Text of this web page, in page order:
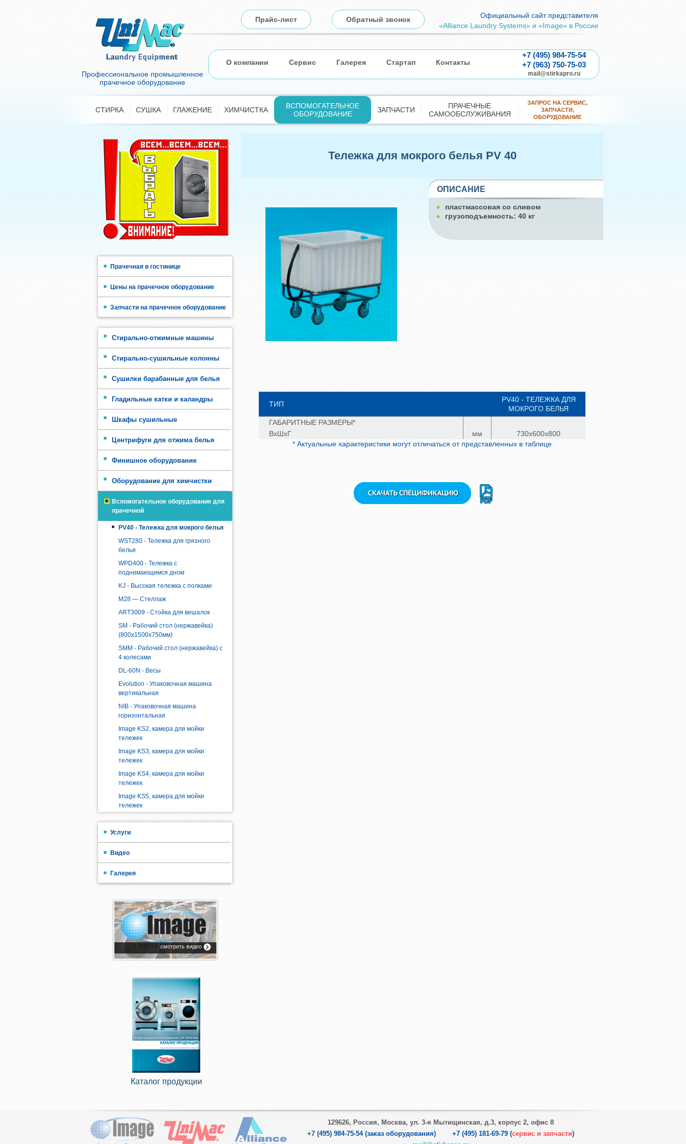
Профессиональное промышленное
прачечное оборудование
Официальный сайт представителя
«Alliance Laundry Systems» и «Image» в России
+7 (495) 984-75-54
+7 (963) 750-75-03
mail@stirkapro.ru
Прайс-лист Обратный звонок
О компании Сервис Галерея Стартап Контакты
СТИРКА СУШКА ГЛАЖЕНИЕ ХИМЧИСТКА
ВСПОМОГАТЕЛЬНОЕ
ОБОРУДОВАНИЕ
ЗАПЧАСТИ
ПРАЧЕЧНЫЕ
САМООБСЛУЖИВАНИЯ
ЗАПРОС НА СЕРВИС,
ЗАПЧАСТИ,
ОБОРУДОВАНИЕ
Прачечная в гостинице
Цены на прачечное оборудование
Запчасти на прачечное оборудование
Стирально-отжимные машины
Стирально-сушильные колонны
Сушилки барабанные для белья
Гладильные катки и каландры
Шкафы сушильные
Центрифуги для отжима белья
Финишное оборудование
Оборудование для химчистки
Вспомогательное оборудование для
прачечной
PV40 - Тележка для мокрого белья
WST280 - Тележка для грязного
белья
WPD400 - Тележка с
поднимающимся дном
KJ - Высокая тележка с полками
M28 — Стеллаж
ART3009 - Стойка для вешалок
SM - Рабочий стол (нержавейка)
(800х1500х750мм)
SMM - Рабочий стол (нержавейка) с
4 колесами
DL-60N - Весы
Evolution - Упаковочная машина
вертикальная
NIB - Упаковочная машина
горизонтальная
Image KS2, камера для мойки
тележек
Image KS3, камера для мойки
тележек
Image KS4, камера для мойки
тележек
Image KS5, камера для мойки
тележек
Услуги
Видео
Галерея
смотреть видео
Каталог продукции
Тележка для мокрого белья PV 40
ОПИСАНИЕ
пластмассовая со сливом
грузоподъемность: 40 кг
ТИП
PV40 - ТЕЛЕЖКА ДЛЯ
МОКРОГО БЕЛЬЯ
ГАБАРИТНЫЕ РАЗМЕРЫ*
ВхШхГ
мм
730х600х800
* Актуальные характеристики могут отличаться от представленных в таблице
129626, Россия, Москва, ул. 3-я Мытищинская, д.3, корпус 2, офис 8
+7 (495) 984-75-54 (заказ оборудования) +7 (495) 181-69-79 (сервис и запчасти)